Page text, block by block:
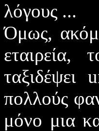
λόγους ...
Όμως,
εταιρεία,
ταξιδέψει
πολλούς
μόνο μια